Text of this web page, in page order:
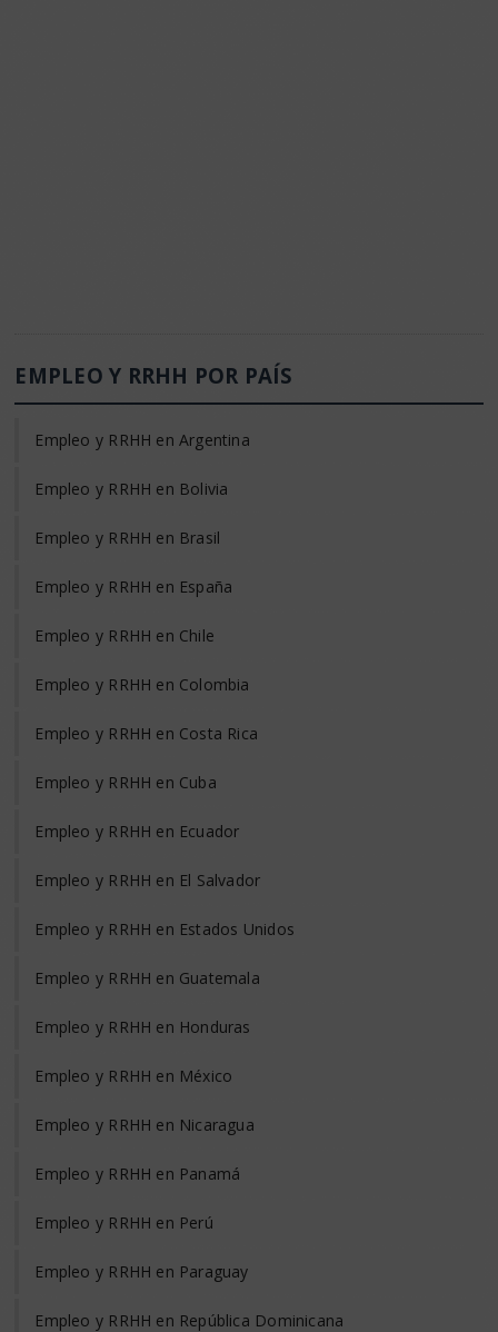
EMPLEO Y RRHH POR PAÍS
Empleo y RRHH en Argentina
Empleo y RRHH en Bolivia
Empleo y RRHH en Brasil
Empleo y RRHH en España
Empleo y RRHH en Chile
Empleo y RRHH en Colombia
Empleo y RRHH en Costa Rica
Empleo y RRHH en Cuba
Empleo y RRHH en Ecuador
Empleo y RRHH en El Salvador
Empleo y RRHH en Estados Unidos
Empleo y RRHH en Guatemala
Empleo y RRHH en Honduras
Empleo y RRHH en México
Empleo y RRHH en Nicaragua
Empleo y RRHH en Panamá
Empleo y RRHH en Perú
Empleo y RRHH en Paraguay
Empleo y RRHH en República Dominicana